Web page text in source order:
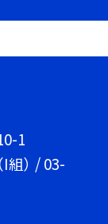
1
組） / 03-